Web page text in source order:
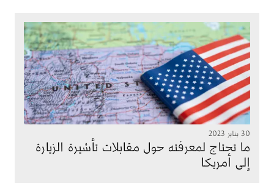
الصورة
30 يناير 2023
ما تحتاج لمعرفته حول مقابلات تأشيرة الزيارة
إلى أمريكا